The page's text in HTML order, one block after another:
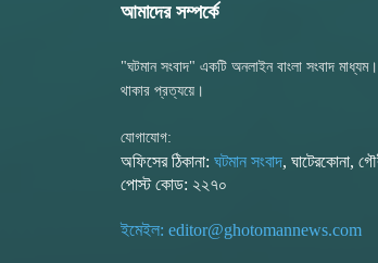
আমাদের সম্পর্কে
"ঘটমান সংবাদ" একটি অনলাইন বাংলা সংবাদ
থাকার প্রত্যয়ে।
যোগাযোগ:
অফিসের ঠিকানা: ঘটমান সংবাদ, ঘাটেরকোনা,
পোস্ট কোড: ২২৭০
ইমেইল: editor@ghotomannews.com